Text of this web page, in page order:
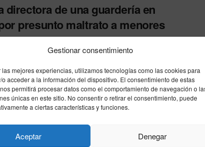
Gestionar consentimiento
las mejores experiencias, utilizamos tecnologías como las cookies para
acceder a la información del dispositivo. El consentimiento de estas
permitirá procesar datos como el comportamiento de navegación o
únicas en este sitio. No consentir o retirar el consentimiento, puede
a ciertas características y funciones.
Aceptar Denegar
directora de una guardería en
presunto maltrato a menores
ha detenido a la directora de una guardería del
de Algemesí, una mujer de 55 ...
y custodia: acusado se
multa por maltrato